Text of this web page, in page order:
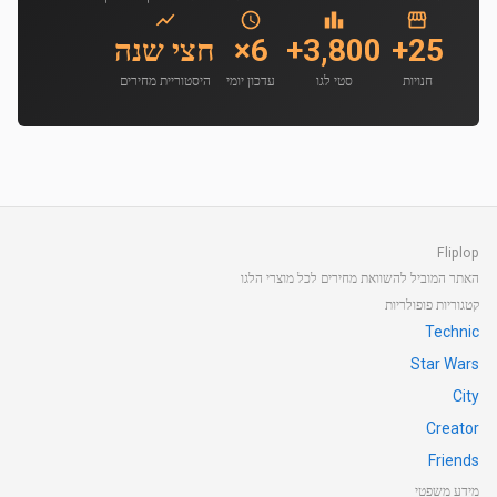
25+
חנויות
3,800+
סטי לגו
6×
עדכון יומי
חצי שנה
היסטוריית מחירים
Fliplop
האתר המוביל להשוואת מחירים לכל מוצרי הלגו
קטגוריות פופולריות
Technic
Star Wars
City
Creator
Friends
מידע משפטי